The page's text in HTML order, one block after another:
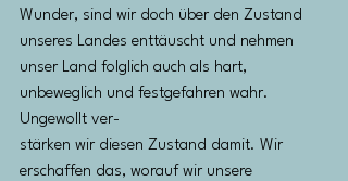
Wunder, sind wir doch über den Zustand
unseres Landes enttäuscht und nehmen
unser Land folglich auch als hart,
unbeweglich und festgefahren wahr.
Ungewollt ver-
stärken wir diesen Zustand damit. Wir
erschaffen das, worauf wir unsere